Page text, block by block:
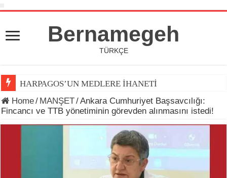
Bernamegeh
TÜRKÇE
HARPAGOS’UN MEDLERE İHANETİ
Home/ MANŞET/Ankara Cumhuriyet Başsavcılığı:
Fincancı ve TTB yönetiminin görevden alınmasını istedi!